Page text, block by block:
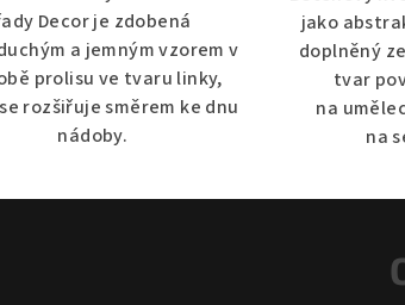
Decor je zdobená
a jemným vzorem v
prolisu ve tvaru linky,
rozšiřuje směrem ke dnu
nádoby.
jako
doplněný
tvar
na
na